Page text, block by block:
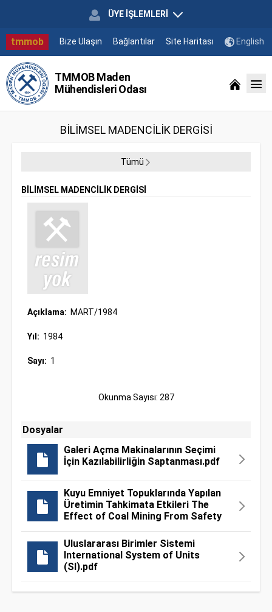
ÜYE İŞLEMLERİ
tmmob Bize Ulaşın Bağlantılar Site Haritası English
TMMOB Maden
Mühendisleri Odası
BİLİMSEL MADENCİLİK DERGİSİ
Tümü
BİLİMSEL MADENCİLİK DERGİSİ
Açıklama: MART/1984
Yıl: 1984
Sayı: 1
Okunma Sayısı: 287
Dosyalar
Galeri Açma Makinalarının Seçimi
İçin Kazılabilirliğin Saptanması.pdf
Kuyu Emniyet Topuklarında Yapılan
Üretimin Tahkimata Etkileri The
Effect of Coal Mining From Safety
Uluslararası Birimler Sistemi
International System of Units
(SI).pdf